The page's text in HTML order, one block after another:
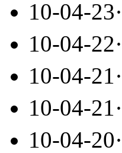
10-04-23·
10-04-22·
10-04-21 ·
10-04-21 ·
10-04-20·